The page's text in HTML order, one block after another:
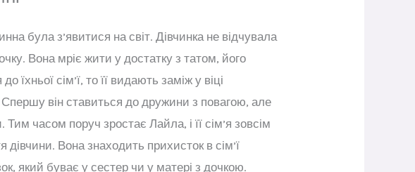
була з’явитися на світ. Дівчинка не відчувала
Вона мріє жити у достатку з татом, його
сім’ї, то її видають заміж у віці
Спершу він ставиться до дружини з повагою, але
часом поруч зростає Лайла, і її сім’я зовсім
Вона знаходить прихисток в сім’ї
який буває у сестер чи у матері з дочкою.